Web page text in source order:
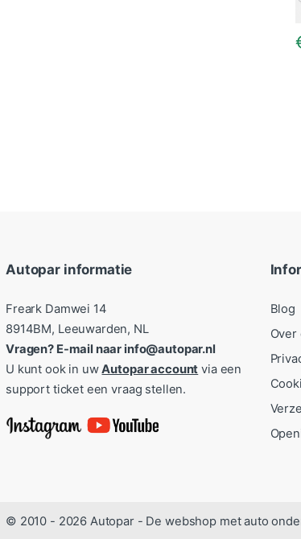
Autopar informatie
Freark Damwei 14
8914BM, Leeuwarden, NL
Vragen? E-mail naar info@autopar.nl
U kunt ook in uwAutopar account via een
support ticket een vraag stellen.
Blog
Over
© 2010 - 2026 Autopar - De webshop met auto